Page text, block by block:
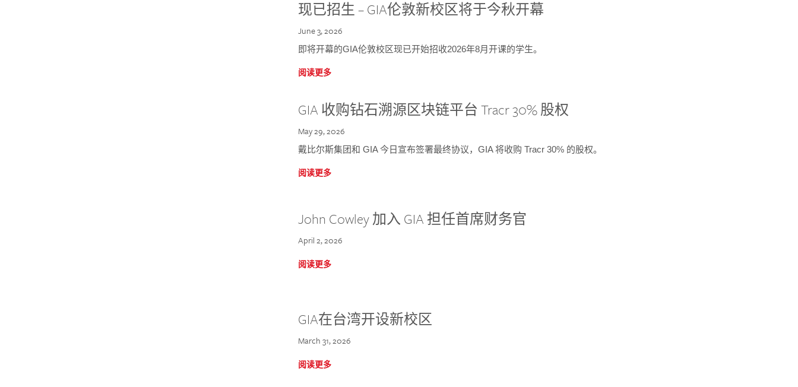
现已招生 – GIA伦敦新校区将于今秋开幕
June 3, 2026
即将开幕的GIA伦敦校区现已开始招收2026年8月开课的学生。
阅读更多
GIA 收购钻石溯源区块链平台 Tracr 30% 股权
May 29, 2026
戴比尔斯集团和 GIA 今日宣布签署最终协议，GIA 将收购 Tracr 30% 的股权。
阅读更多
John Cowley 加入 GIA 担任首席财务官
April 2, 2026
阅读更多
GIA在台湾开设新校区
March 31, 2026
阅读更多